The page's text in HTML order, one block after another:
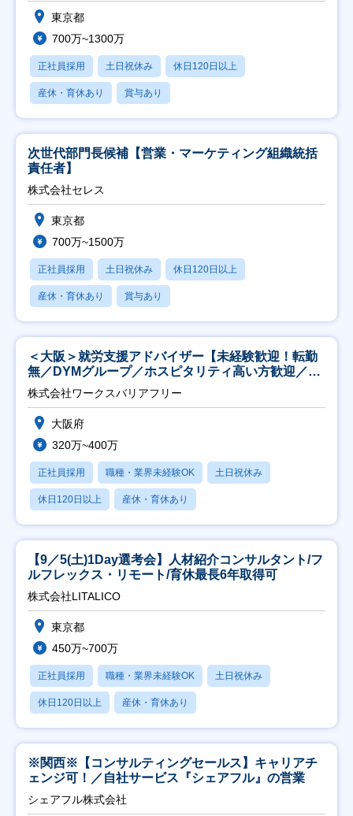
東京都
700万~1300万
正社員採用 土日祝休み 休日120日以上
産休・育休あり 賞与あり
次世代部門長候補【営業・マーケティング組織統括
責任者】
株式会社セレス
東京都
700万~1500万
正社員採用 土日祝休み 休日120日以上
産休・育休あり 賞与あり
＜大阪＞就労支援アドバイザー【未経験歓迎！転勤
無／DYMグループ／ホスピタリティ高い方歓迎／土
日祝】
株式会社ワークスバリアフリー
大阪府
320万~400万
正社員採用 職種・業界未経験OK 土日祝休み
休日120日以上 産休・育休あり
【9／5(土)1Day選考会】人材紹介コンサルタント/フ
ルフレックス・リモート/育休最長6年取得可
株式会社LITALICO
東京都
450万~700万
正社員採用 職種・業界未経験OK 土日祝休み
休日120日以上 産休・育休あり
※関西※【コンサルティングセールス】キャリアチ
ェンジ可！／自社サービス『シェアフル』の営業
シェアフル株式会社